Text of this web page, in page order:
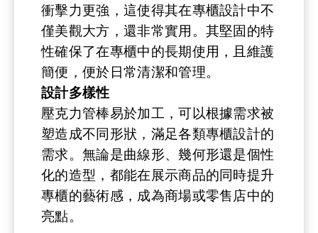
衝擊力更強，這使得其在專櫃設計中不
僅美觀大方，還非常實用。其堅固的特
性確保了在專櫃中的長期使用，且維護
簡便，便於日常清潔和管理。
設計多樣性
壓克力管棒易於加工，可以根據需求被
塑造成不同形狀，滿足各類專櫃設計的
需求。無論是曲線形、幾何形還是個性
化的造型，都能在展示商品的同時提升
專櫃的藝術感，成為商場或零售店中的
亮點。